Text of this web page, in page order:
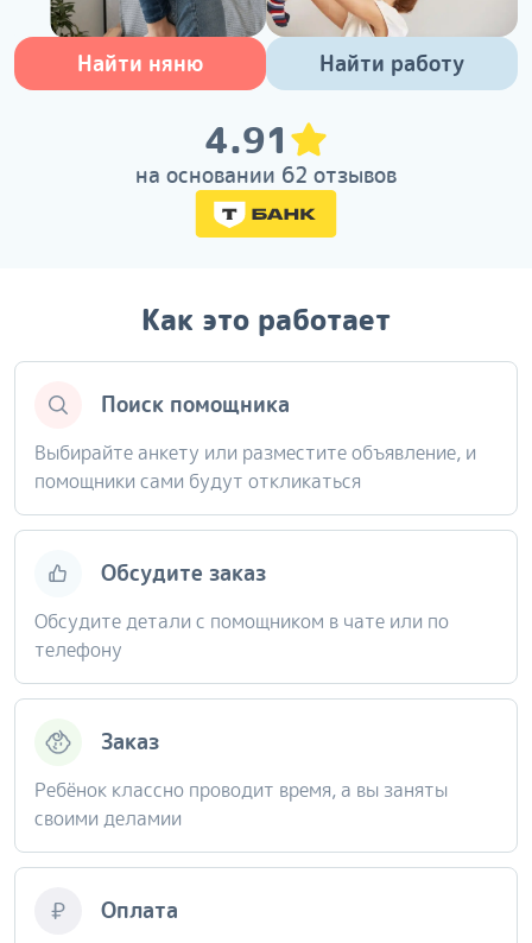
Найти няню Найти работу
4.91
на основании 62 отзывов
Как это работает
Поиск помощника
Выбирайте анкету или разместите объявление, и
помощники сами будут откликаться
Обсудите заказ
Обсудите детали с помощником в чате или по
телефону
Заказ
Ребёнок классно проводит время, а вы заняты
своими деламии
Оплата